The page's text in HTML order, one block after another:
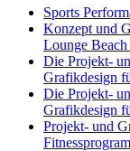
Sports
Konzept und
Lounge
Die Projekt-
Grafikdesign
Die Projekt-
Grafikdesign
Projekt- und